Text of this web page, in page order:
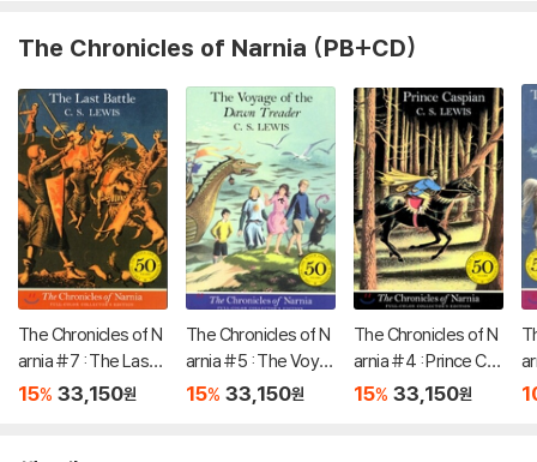
The Chronicles of Narnia (PB+CD)
The Chronicles of N
arnia #7 : The Last
Battle
15% 33,150원
The Chronicles of N
arnia #5 : The Voya
ge of the Dawn Tre
15% 33,150원
The Chronicles of N
arnia #4 : Prince Ca
spian
15% 33,150원